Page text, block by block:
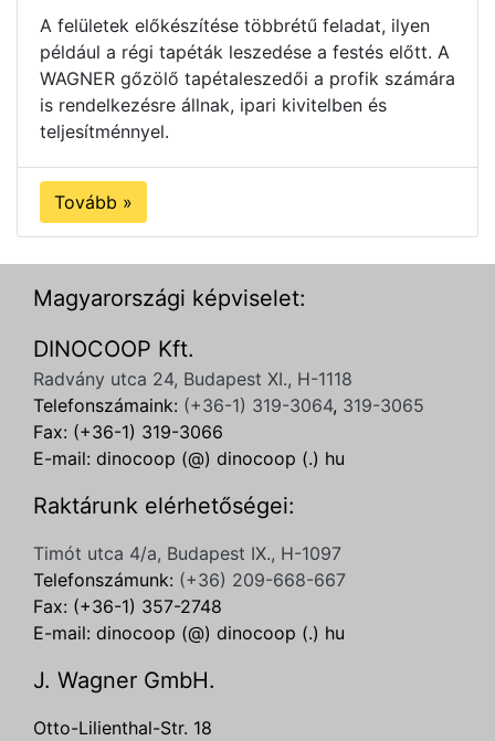
A felületek előkészítése többrétű feladat, ilyen
például a régi tapéták leszedése a festés előtt. A
WAGNER gőzölő tapétaleszedői a profik számára
is rendelkezésre állnak, ipari kivitelben és
teljesítménnyel.
Tovább »
Magyarországi képviselet:
DINOCOOP Kft.
Radvány utca 24, Budapest XI., H-1118
Telefonszámaink: (+36-1) 319-3064, 319-3065
Fax: (+36-1) 319-3066
E-mail: dinocoop (@) dinocoop (.) hu
Raktárunk elérhetőségei:
Timót utca 4/a, Budapest IX., H-1097
Telefonszámunk: (+36) 209-668-667
Fax: (+36-1) 357-2748
E-mail: dinocoop (@) dinocoop (.) hu
J. Wagner GmbH.
Otto-Lilienthal-Str. 18